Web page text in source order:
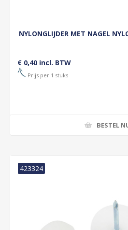
NYLONGLIJDER MET NAGEL
€ 0,40 incl. BTW
Prijs per 1 stuks
BESTEL
423324